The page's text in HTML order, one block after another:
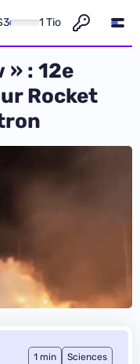
1 Tio
» : 12e
Rocket
1 min Sciences